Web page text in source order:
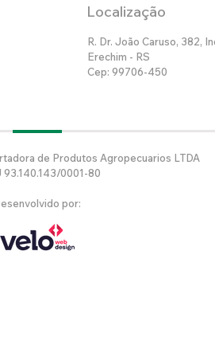
Localização
R. Dr. João Caruso, 382,
Erechim - RS
Cep: 99706-450
de Produtos Agropecuarios LTDA
93.140.143/0001-80
por: